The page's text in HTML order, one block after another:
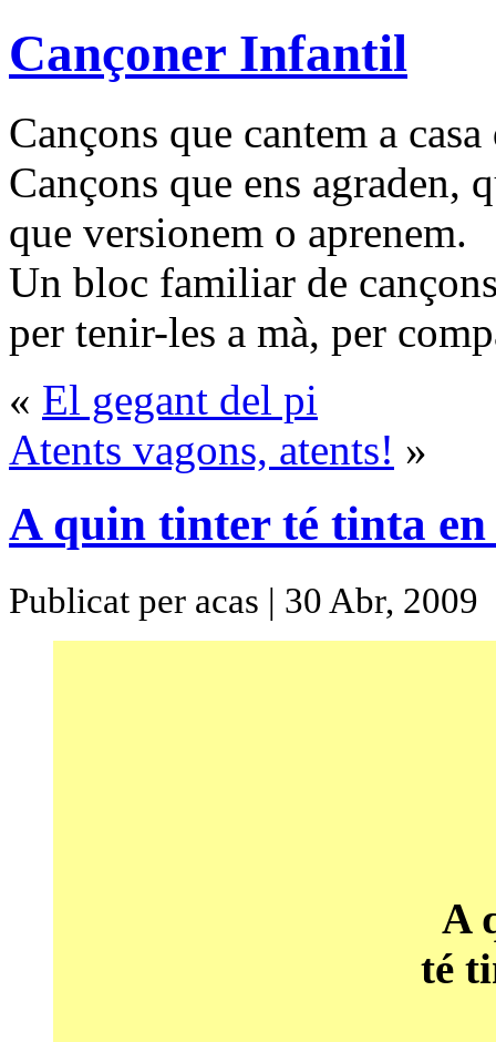
Cançoner Infantil
Cançons que cantem a
Cançons que ens agraden,
que versionem o aprenem.
Un bloc familiar de
per tenir-les a mà, per
« El gegant del pi
Atents vagons, atents! »
A quin tinter té tinta en
Publicat per acas | 30 Abr, 2009
A
té